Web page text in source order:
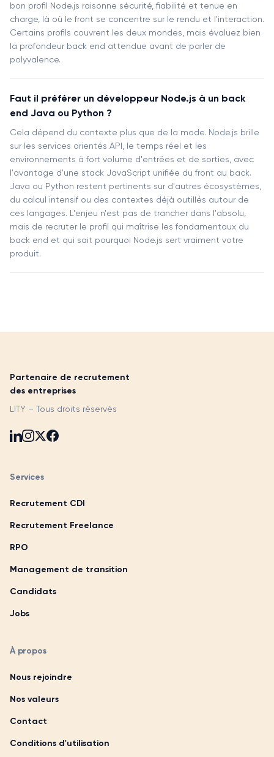
bon profil Node.js raisonne sécurité, fiabilité et tenue en
charge, là où le front se concentre sur le rendu et l'interaction.
Certains profils couvrent les deux mondes, mais évaluez bien
la profondeur back end attendue avant de parler de
polyvalence.
Faut il préférer un développeur Node.js à un back
end Java ou Python ?
Cela dépend du contexte plus que de la mode. Node.js brille
sur les services orientés API, le temps réel et les
environnements à fort volume d'entrées et de sorties, avec
l'avantage d'une stack JavaScript unifiée du front au back.
Java ou Python restent pertinents sur d'autres écosystèmes,
du calcul intensif ou des contextes déjà outillés autour de
ces langages. L'enjeu n'est pas de trancher dans l'absolu,
mais de recruter le profil qui maîtrise les fondamentaux du
back end et qui sait pourquoi Node.js sert vraiment votre
produit.
Partenaire de recrutement
des entreprises
LITY – Tous droits réservés
Services
Recrutement CDI
Recrutement Freelance
RPO
Management de transition
Candidats
Jobs
À propos
Nous rejoindre
Nos valeurs
Contact
Conditions d'utilisation